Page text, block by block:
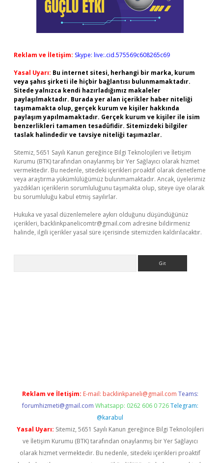
Reklam ve İletişim: Skype: live:.cid.575569c608265c69
Yasal Uyarı: Bu internet sitesi, herhangi bir marka, kurum
veya şahıs şirketi ile hiçbir bağlantısı bulunmamaktadır.
Sitede yalnızca kendi hazırladığımız makaleler
paylaşılmaktadır. Burada yer alan içerikler haber niteliği
taşımamakta olup, gerçek kurum ve kişiler hakkında
paylaşım yapılmamaktadır. Gerçek kurum ve kişiler ile isim
benzerlikleri tamamen tesadüfidir. Sitemizdeki bilgiler
taslak halindedir ve tavsiye niteliği taşımazlar.
Sitemiz, 5651 Sayılı Kanun gereğince Bilgi Teknolojileri ve İletişim
Kurumu (BTK) tarafından onaylanmış bir Yer Sağlayıcı olarak hizmet
vermektedir. Bu nedenle, sitedeki içerikleri proaktif olarak denetleme
veya araştırma yükümlülüğümüz bulunmamaktadır. Ancak, üyelerimiz
yazdıkları içeriklerin sorumluluğunu taşımakta olup, siteye üye olarak
bu sorumluluğu kabul etmiş sayılırlar.
Hukuka ve yasal düzenlemelere aykırı olduğunu düşündüğünüz
içerikleri, backlinkpanelicomtr@gmail.com adresine bildirmeniz
halinde, ilgili içerikler yasal süre içerisinde sitemizden kaldırılacaktır.
Reklam ve İletişim: E-mail: backlinkpaneli@gmail.com Teams:
forumhizmeti@gmail.com Whatsapp: 0262 606 0 726 Telegram:
@karabul
Yasal Uyarı: Sitemiz, 5651 Sayılı Kanun gereğince Bilgi Teknolojileri
ve İletişim Kurumu (BTK) tarafından onaylanmış bir Yer Sağlayıcı
olarak hizmet vermektedir. Bu nedenle, sitedeki içerikleri proaktif